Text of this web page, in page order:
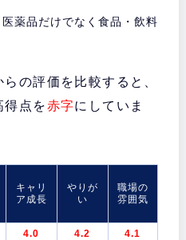
薬品だけでなく食品・飲料
の評価を比較すると、
得点を赤字にしていま
キャリ
ア成長
やりが
い
職場の
雰囲気
4.0 4.2
4.1